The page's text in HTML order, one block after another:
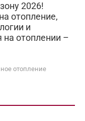
2026!
отопление,
и
отоплении –
отопление